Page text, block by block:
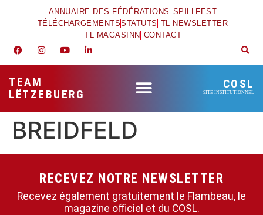
ANNUAIRE DES FÉDÉRATIONS SPILLFEST
TÉLÉCHARGEMENTSSTATUTS TL NEWSLETTER
TL MAGASINN CONTACT
TEAM
LËTZEBUERG
COSL
SITE INSTITUTIONNEL
BREIDFELD
RECEVEZ NOTRE NEWSLETTER
Recevez également gratuitement le Flambeau, le
magazine officiel et du COSL.